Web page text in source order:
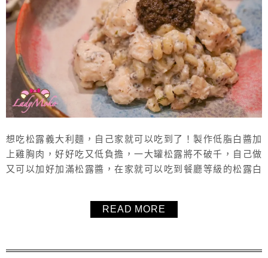
想吃松露義大利麵，自己家就可以吃到了！製作低脂白醬加
上雞胸肉，好好吃又低負擔，一大罐松露將不破千，自己做
又可以加好加滿松露醬，在家就可以吃到餐廳等級的松露白
奶白醬義大利麵食譜給大家！
READ MORE